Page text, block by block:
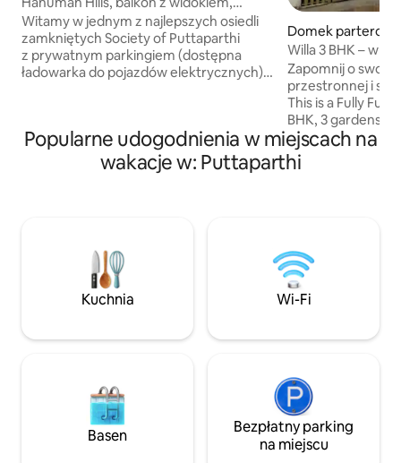
zamknięta osiedle, 2 sypialnie i salony
Witamy w jednym z najlepszych osiedli
zamkniętych Society of Puttaparthi
z prywatnym parkingiem (dostępna
ładowarka do pojazdów elektrycznych),
sofa. Obie sypialnie mają łóżko
małżeńskie typu queen size i przyległe
Smart TV, przyłącze gazu, podgrzewacz
wody, szafka, Wi-Fi (płatne)
Domek
arthi
Willa 3 BHK – w
Prasanthi Nilayam
Zapomnij o
przestronnej i
This is a Fully
BHK, 3 gardens,Clay Roof Covered
Parking place on
Front lawn and a
wentylatory,
Restauracje, - Duże łóżko, średnie łóżko
- Hobtop cooking
Cylinder - Power
Gejzer we
Popularne udogodnienia w miejscach na
wakacje w: Puttaparthi
Kuchnia Wi-Fi
Basen
Bezpłatny parking
na miejscu